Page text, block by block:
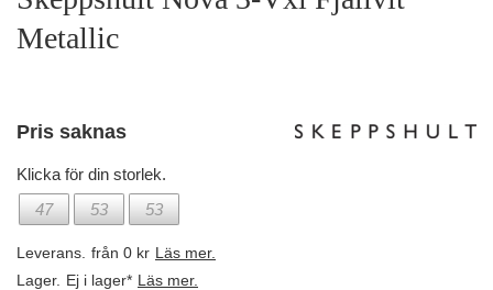
Metallic
Pris saknas
Klicka för din storlek.
47
53 53
Leverans. från 0 kr Läs mer.
Lager. Ej i lager* Läs mer.